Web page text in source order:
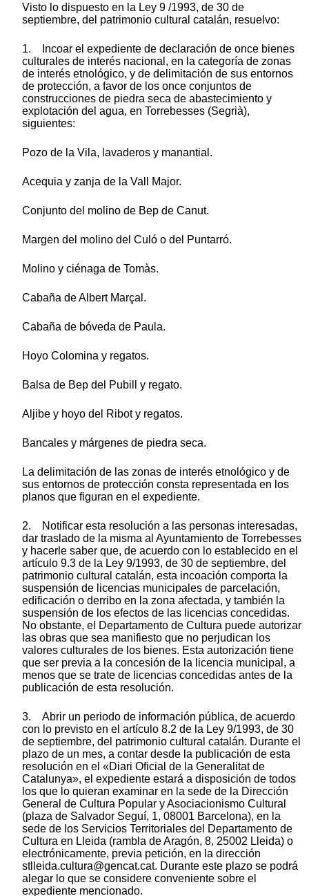
Visto lo dispuesto en la Ley 9 /1993, de 30 de
septiembre, del patrimonio cultural catalán, resuelvo:
1. Incoar el expediente de declaración de once bienes
culturales de interés nacional, en la categoría de zonas
de interés etnológico, y de delimitación de sus entornos
de protección, a favor de los once conjuntos de
construcciones de piedra seca de abastecimiento y
explotación del agua, en Torrebesses (Segrià),
siguientes:
Pozo de la Vila, lavaderos y manantial.
Acequia y zanja de la Vall Major.
Conjunto del molino de Bep de Canut.
Margen del molino del Culó o del Puntarró.
Molino y ciénaga de Tomàs.
Cabaña de Albert Marçal.
Cabaña de bóveda de Paula.
Hoyo Colomina y regatos.
Balsa de Bep del Pubill y regato.
Aljibe y hoyo del Ribot y regatos.
Bancales y márgenes de piedra seca.
La delimitación de las zonas de interés etnológico y de
sus entornos de protección consta representada en los
planos que figuran en el expediente.
2. Notificar esta resolución a las personas interesadas,
dar traslado de la misma al Ayuntamiento de Torrebesses
y hacerle saber que, de acuerdo con lo establecido en el
artículo 9.3 de la Ley 9/1993, de 30 de septiembre, del
patrimonio cultural catalán, esta incoación comporta la
suspensión de licencias municipales de parcelación,
edificación o derribo en la zona afectada, y también la
suspensión de los efectos de las licencias concedidas.
No obstante, el Departamento de Cultura puede autorizar
las obras que sea manifiesto que no perjudican los
valores culturales de los bienes. Esta autorización tiene
que ser previa a la concesión de la licencia municipal, a
menos que se trate de licencias concedidas antes de la
publicación de esta resolución.
3. Abrir un periodo de información pública, de acuerdo
con lo previsto en el artículo 8.2 de la Ley 9/1993, de 30
de septiembre, del patrimonio cultural catalán. Durante el
plazo de un mes, a contar desde la publicación de esta
resolución en el «Diari Oficial de la Generalitat de
Catalunya», el expediente estará a disposición de todos
los que lo quieran examinar en la sede de la Dirección
General de Cultura Popular y Asociacionismo Cultural
(plaza de Salvador Seguí, 1, 08001 Barcelona), en la
sede de los Servicios Territoriales del Departamento de
Cultura en Lleida (rambla de Aragón, 8, 25002 Lleida) o
electrónicamente, previa petición, en la dirección
stlleida.cultura@gencat.cat. Durante este plazo se podrá
alegar lo que se considere conveniente sobre el
expediente mencionado.